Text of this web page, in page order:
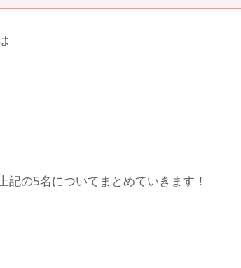
の5名についてまとめていきます！